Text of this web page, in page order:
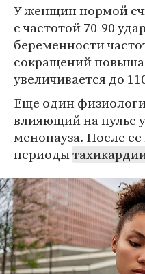
У женщин нормой
с частотой 70-90
беременности
сокращений
увеличивается до
Еще один
влияющий на пульс
менопауза. После
периоды